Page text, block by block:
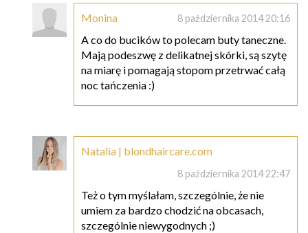
Monina 8 października 2014 20:16
A co do bucików to polecam buty taneczne.
Mają podeszwę z delikatnej skórki, są szytę
na miarę i pomagają stopom przetrwać całą
noc tańczenia :)
Natalia | blondhaircare.com
8 października 2014 22:47
Też o tym myślałam, szczególnie, że nie
umiem za bardzo chodzić na obcasach,
szczególnie niewygodnych ;)